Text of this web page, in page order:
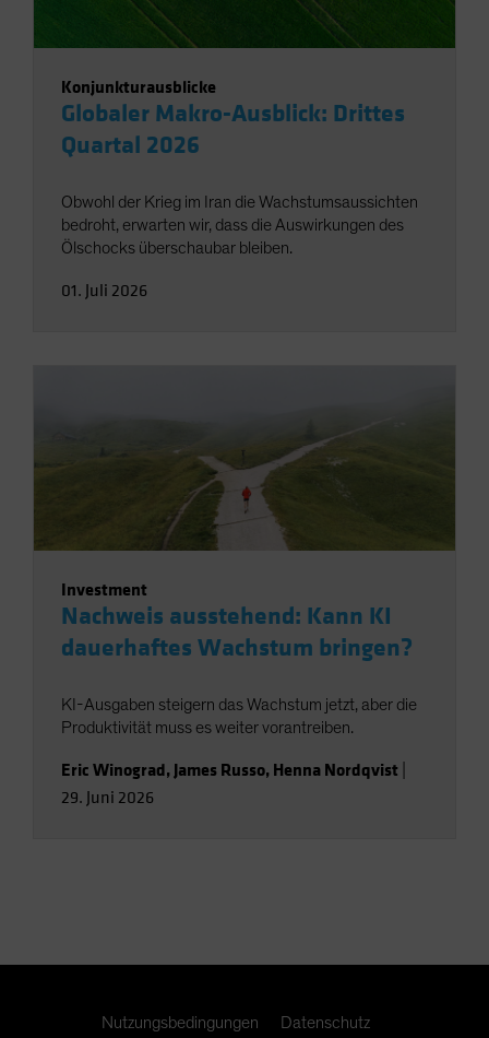
Konjunkturausblicke
Globaler Makro-Ausblick: Drittes
Quartal 2026
Obwohl der Krieg im Iran die Wachstumsaussichten
bedroht, erwarten wir, dass die Auswirkungen des
Ölschocks überschaubar bleiben.
01. Juli 2026
Investment
Nachweis ausstehend: Kann KI
dauerhaftes Wachstum bringen?
KI-Ausgaben steigern das Wachstum jetzt, aber die
Produktivität muss es weiter vorantreiben.
Eric Winograd, James Russo, Henna Nordqvist
29. Juni 2026
Nutzungsbedingungen Datenschutz